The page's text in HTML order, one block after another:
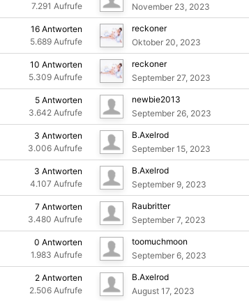
7.291 Aufrufe
November 23, 2023
16 Antworten
5.689 Aufrufe
reckoner
Oktober 20, 2023
10 Antworten
5.309 Aufrufe
reckoner
September 27, 2023
5 Antworten
3.642 Aufrufe
newbie2013
September 26, 2023
3 Antworten
3.006 Aufrufe
B.Axelrod
September 15, 2023
3 Antworten
4.107 Aufrufe
B.Axelrod
September 9, 2023
7 Antworten
3.480 Aufrufe
Raubritter
September 7, 2023
0 Antworten
1.983 Aufrufe
toomuchmoon
September 6, 2023
2 Antworten
2.506 Aufrufe
B.Axelrod
August 17, 2023